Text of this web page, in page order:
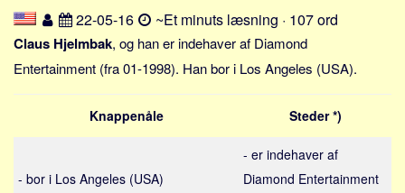
Lande
Tyrkiet
Sverige
22-05-16 ~Et minuts læsning · 107 ord
Claus Hjelmbak, og han er indehaver af Diamond
Entertainment (fra 01-1998). Han bor i Los Angeles (USA).
Knappenåle Steder *)
- bor i Los Angeles (USA)
- er indehaver af
Diamond Entertainment